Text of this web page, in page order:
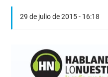
29 de julio de 2015 - 16:18